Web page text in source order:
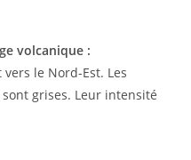
volcanique :
le Nord-Est. Les
grises. Leur intensité